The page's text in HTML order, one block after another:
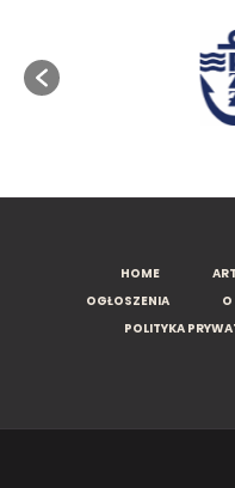
HOME
OGŁOSZENIA
O
POLITYKA